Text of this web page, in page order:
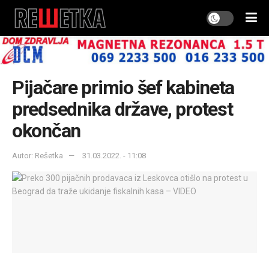
Pijačare primio šef kabineta
predsednika države, protest
okončan
Autor: Rešetka 31.03.2022. - 11:08